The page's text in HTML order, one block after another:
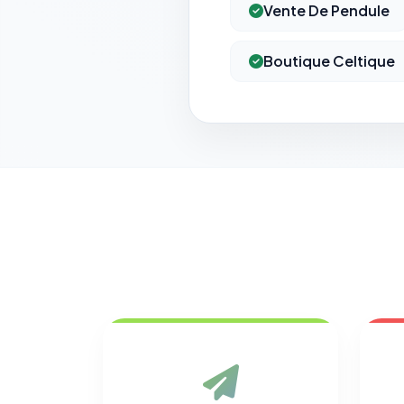
Vente De Pendule
Boutique Celtique